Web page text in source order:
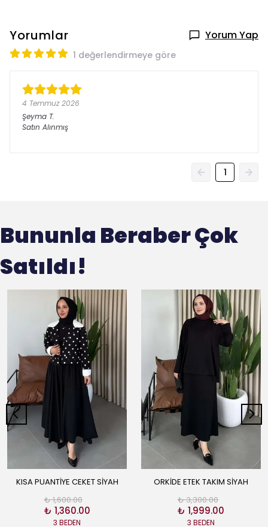
Yorumlar Yorum Yap
1 değerlendirmeye göre
4 Temmuz 2026
Şeyma T.
Satın Alınmış
1
Bununla Beraber Çok
Satıldı!
KISA PUANTİYE CEKET SİYAH
₺ 1,600.00
₺ 1,360.00
3 BEDEN
ORKİDE ETEK TAKIM SİYAH
₺ 3,300.00
₺ 1,999.00
3 BEDEN